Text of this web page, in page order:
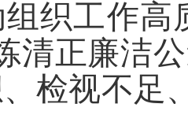
织工作高
清正廉洁
检视不足